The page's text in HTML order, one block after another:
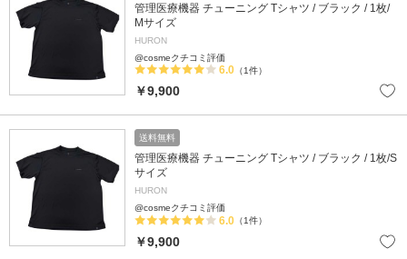
管理医療機器 チューニング Tシャツ / ブラック / 1枚/
Mサイズ
HURON
@cosmeクチコミ評価
6.0 （1件）
￥9,900
送料無料
管理医療機器 チューニング Tシャツ / ブラック / 1枚/S
サイズ
HURON
@cosmeクチコミ評価
6.0 （1件）
￥9,900